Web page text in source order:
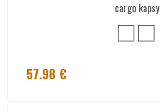
cargo kapsy
57.98 €